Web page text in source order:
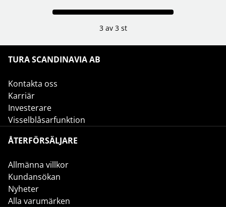
3 av 3 st
TURA SCANDINAVIA AB
Kontakta oss
Karriär
Investerare
Visselblåsarfunktion
ÅTERFÖRSÄLJARE
Allmänna villkor
Kundansökan
Nyheter
Alla varumärken